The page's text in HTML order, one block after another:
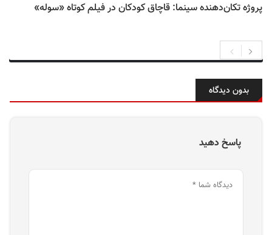
پروژه تکان‌دهنده سینما: قاچاق کودکان در فیلم کوتاه «سوله»
بدون دیدگاه
پاسخ دهید